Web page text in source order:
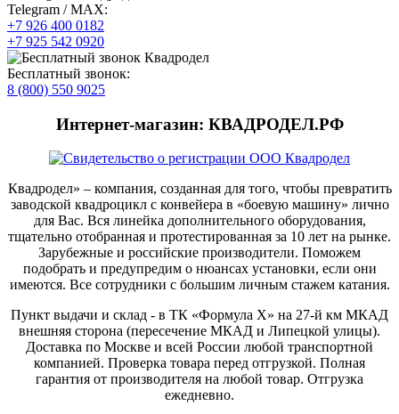
Telegram / MAX:
+7 926 400 0182
+7 925 542 0920
Бесплатный звонок:
8 (800) 550 9025
Интернет-магазин: КВАДРОДЕЛ.РФ
Квадродел» – компания, созданная для того, чтобы превратить
заводской квадроцикл с конвейера в «боевую машину» лично
для Вас. Вся линейка дополнительного оборудования,
тщательно отобранная и протестированная за 10 лет на рынке.
Зарубежные и российские производители. Поможем
подобрать и предупредим о нюансах установки, если они
имеются. Все сотрудники с большим личным стажем катания.
Пункт выдачи и склад - в ТК «Формула X» на 27-й км МКАД
внешняя сторона (пересечение МКАД и Липецкой улицы).
Доставка по Москве и всей России любой транспортной
компанией. Проверка товара перед отгрузкой. Полная
гарантия от производителя на любой товар. Отгрузка
ежедневно.